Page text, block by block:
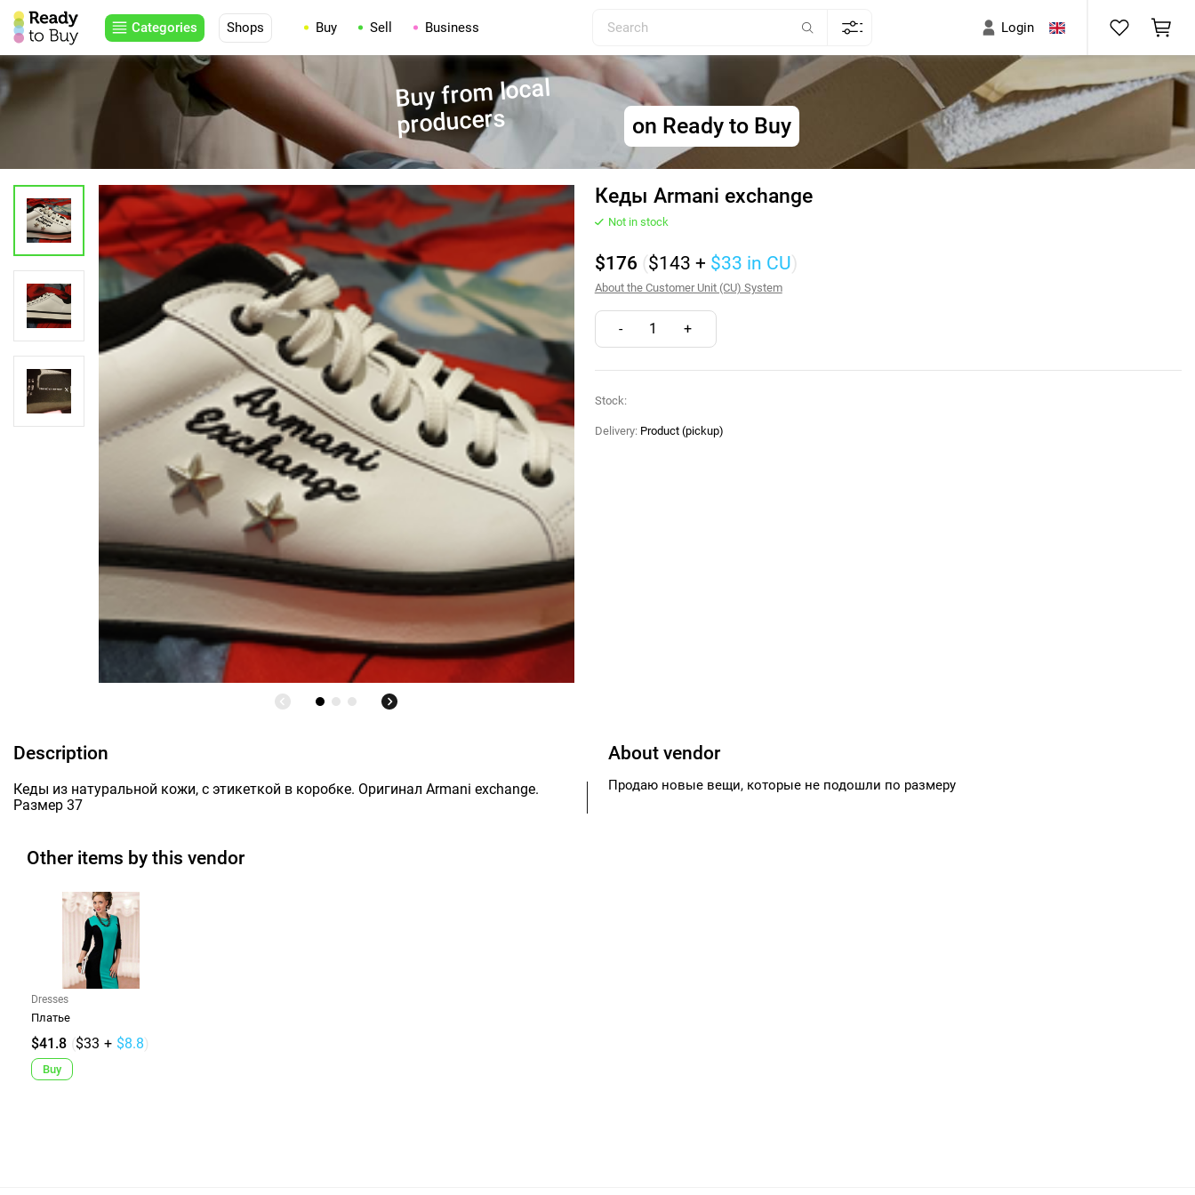
Categories Shops Buy Sell Business Login
Buy from local
producers on Ready to Buy
Кеды Armani exchange
Not in stock
$176 ($143 + $33 in CU)
About the Customer Unit (CU) System
- 1 +
Stock:
Delivery: Product (pickup)
Description
Кеды из натуральной кожи, с этикеткой в коробке. Оригинал Armani exchange.
Размер 37
About vendor
Продаю новые вещи, которые не подошли по размеру
Other items by this vendor
Dresses
Платье
$41.8 ($33 + $8.8)
Buy